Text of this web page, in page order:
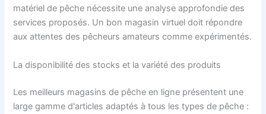
matériel de pêche nécessite une analyse approfondie des
services proposés. Un bon magasin virtuel doit répondre
aux attentes des pêcheurs amateurs comme expérimentés.
La disponibilité des stocks et la variété des produits
Les meilleurs magasins de pêche en ligne présentent une
large gamme d'articles adaptés à tous les types de pêche :